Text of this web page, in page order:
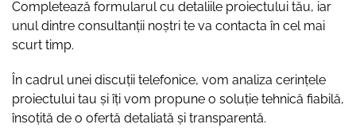
Completează formularul cu detaliile proiectului tău, iar
unul dintre consultanții noștri te va contacta în cel mai
scurt timp.
În cadrul unei discuții telefonice, vom analiza cerințele
proiectului tau și îți vom propune o soluție tehnică fiabilă,
însoțită de o ofertă detaliată și transparentă.